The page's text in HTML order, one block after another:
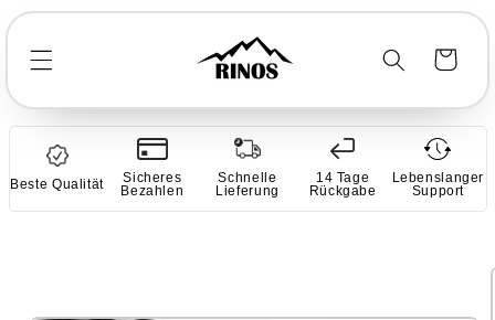
Direkt
Inhalt
Warenkorb
Beste Qualität
Sicheres
Bezahlen
Schnelle
Lieferung
14 Tage
Rückgabe
Lebenslanger
Support